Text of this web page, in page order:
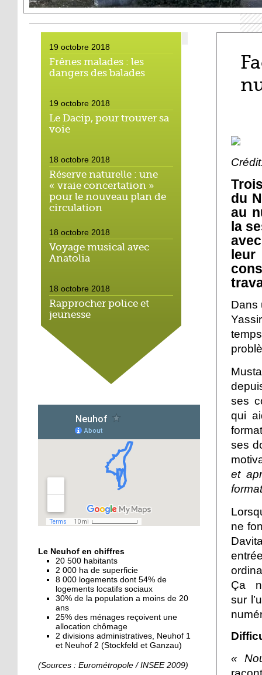
19 octobre 2018
Frênes malades : les
dangers des balades
19 octobre 2018
Le Dacip, pour trouver sa
voie
18 octobre 2018
Réserve naturelle : une
« vraie concertation »
pour le nouveau plan de
circulation
18 octobre 2018
Voyage musical avec
Anatolia
18 octobre 2018
Rapprocher police et
jeunesse
18 octobre 2018
Un jardin face aux
obstacles
Jouer à Fifa à la
médiathèque
16 octobre 2018
«Chacun me propose un
autofinancement là, ce
qui vous vient !»
16 octobre 2018
ciel ouvert »
16 octobre 2018
Un vécu de poids
15 octobre 2018
Difracto : devenir un pro
avec Django
Le Neuhof en chiffres
20 500 habitants
2 000 ha de superficie
8 000 logements dont 54% de
logements locatifs sociaux
30% de la population a moins de 20
ans
25% des ménages reçoivent une
allocation chômage
2 divisions administratives, Neuhof 1
et Neuhof 2 (Stockfeld et Ganzau)
(Sources : Eurométropole / INSEE 2009)
du
au
la
Dans
ses
qui
ses
et
ne
Ça
sur
«